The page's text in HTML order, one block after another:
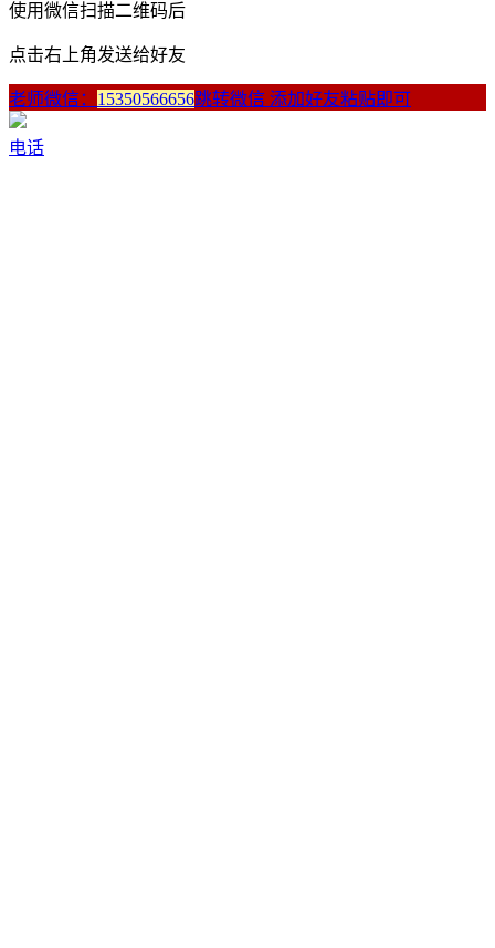
使用微信扫描二维码后
点击右上角发送给好友
老师微信： 15350566656跳转微信 添加好友粘贴即可
电话